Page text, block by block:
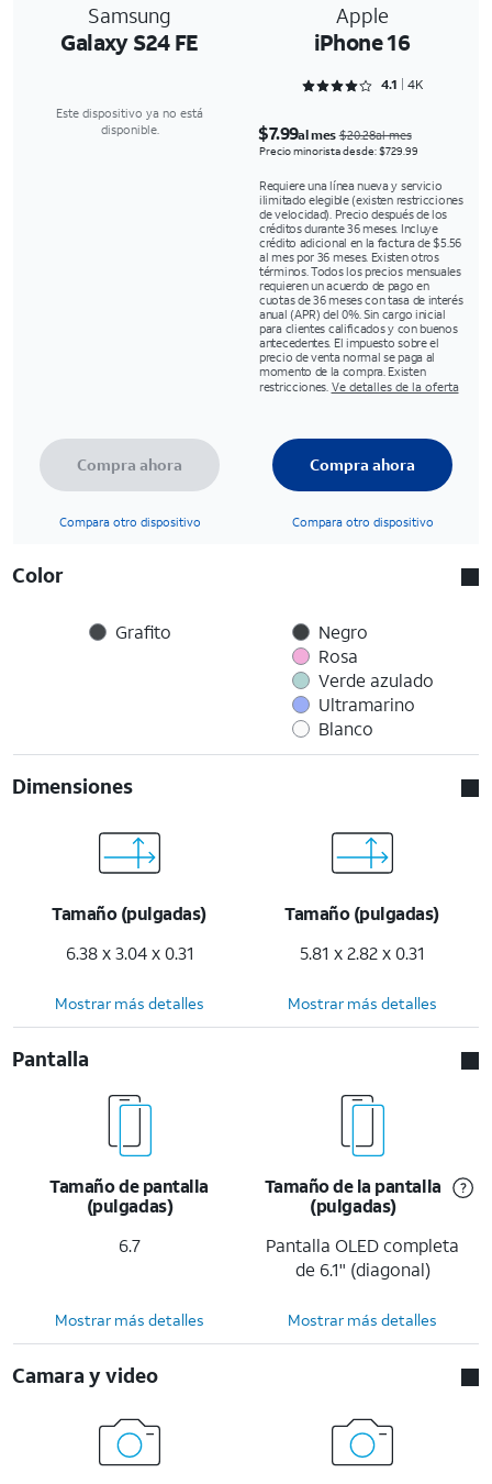
Samsung
Galaxy S24 FE
Apple
iPhone 16
Rated 4.1645 out of 5
4.1 4K
Este dispositivo ya no está
disponible.
$7.99al mes$20.28al mes
Precio minorista desde: $729.99
Requiere una línea nueva y servicio
ilimitado elegible (existen restricciones
de velocidad). Precio después de los
créditos durante 36 meses. Incluye
crédito adicional en la factura de $5.56
al mes por 36 meses. Existen otros
términos. Todos los precios mensuales
requieren un acuerdo de pago en
cuotas de 36 meses con tasa de interés
anual (APR) del 0%. Sin cargo inicial
para clientes calificados y con buenos
antecedentes. El impuesto sobre el
precio de venta normal se paga al
momento de la compra. Existen
restricciones. Ve detalles de la oferta
Compra ahora
Compara otro dispositivo
Compra ahora
Compara otro dispositivo
Color
Grafito
Negro
Rosa
Verde azulado
Ultramarino
Blanco
Dimensiones
Tamaño (pulgadas)
6.38 x 3.04 x 0.31
Tamaño (pulgadas)
5.81 x 2.82 x 0.31
Mostrar más detalles Mostrar más detalles
Pantalla
Tamaño de pantalla
(pulgadas)
6.7
Tamaño de la pantalla
(pulgadas)
Pantalla OLED completa
de 6.1" (diagonal)
Mostrar más detalles Mostrar más detalles
Camara y video